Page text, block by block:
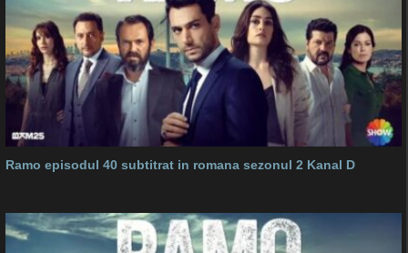
Ramo episodul 40 subtitrat in romana sezonul 2 Kanal D